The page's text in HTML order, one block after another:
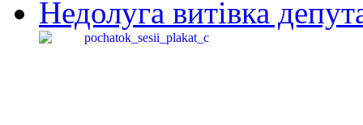
Недолуга витівка